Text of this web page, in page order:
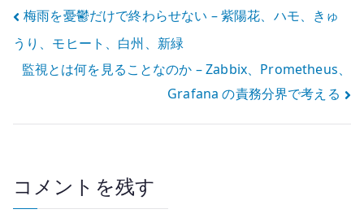
投
稿
ナ
ビ
ー
梅雨を憂鬱だけで終わらせない – 紫陽花、ハモ、きゅ
うり、モヒート、白州、新緑
監視とは何を見ることなのか – Zabbix、Prometheus、
Grafana の責務分界で考える
コメントを残す